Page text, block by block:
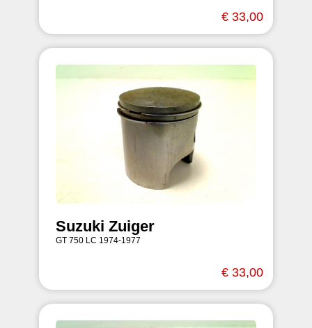
€ 33,00
Suzuki Zuiger
GT 750 LC 1974-1977
€ 33,00